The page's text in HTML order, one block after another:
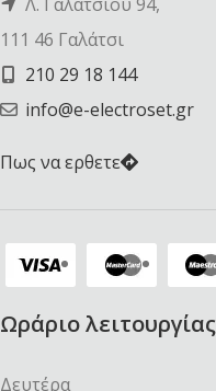
111 46 Γαλάτσι
210 29 18 144
info@e-electroset.gr
Πως να ερθετε
Ωράριο λειτουργίας
Δευτέρα